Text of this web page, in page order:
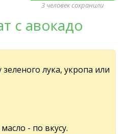
3 человек сохранили
с авокадо
лука, укропа или
- по вкусу.